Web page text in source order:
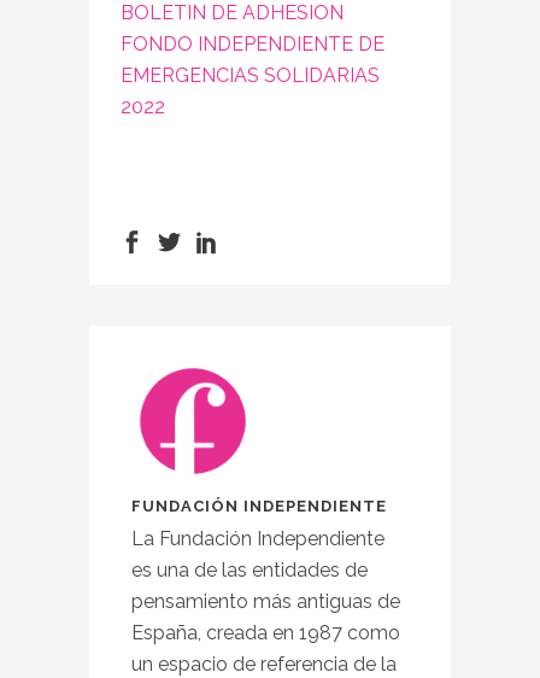
BOLETIN DE ADHESION
FONDO INDEPENDIENTE DE
EMERGENCIAS SOLIDARIAS
2022
FUNDACIÓN INDEPENDIENTE
La Fundación Independiente
es una de las entidades de
pensamiento más antiguas de
España, creada en 1987 como
un espacio de referencia de la